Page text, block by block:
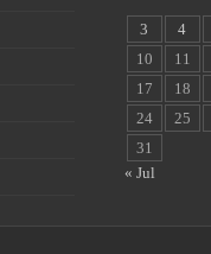
3
4
10
11
17
18
24
25
31
« Jul